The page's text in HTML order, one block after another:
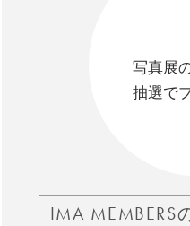
写真展
抽選で
IMA MEMBERS